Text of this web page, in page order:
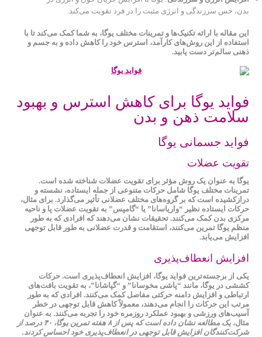
بدن، حس سرزندگی و انرژی مثبت را در فرد تقویت می‌کند.
این مقاله با ارائه تکنیک‌ها و تمرینات مختلف یوگا، به شما کمک می‌کند تا با
استفاده از این روش‌های کارآمد، استرس خود را کاهش داده و به جسم و
ذهنی سالم‌تر دست یابید.
فواید یوگا برای کاهش استرس و بهبود
سلامت ذهن و بدن
فواید جسمانی یوگا
تقویت عضلات
یوگا به عنوان یک روش مؤثر برایتقویت عضلات شناخته شده است.
تمرینات مختلف یوگا شامل حرکات متنوعی از جمله ایستاده، نشسته و
درازکشیده است که بر گروه‌های مختلف عضلانی تأثیر می‌گذارد. برای مثال،
حرکات ایستاده نظیر “واریاسانا” یا “گامپس” به تقویت عضلات پا و ناحیه
مرکزی بدن کمک می‌کنند. تحقیقات نشان می‌دهند که افرادی که به طور
منظم یوگا تمرین می‌کنند، استقامت و قدرت عضلانی به طور قابل توجهی
افزایش می‌یابد.
افزایش انعطاف‌پذیری
یکی از برجسته‌ترینفواید یوگا، افزایش انعطاف‌پذیری است. حرکات
کششی در یوگا، مانند “پاشی مخوسانا” و “گپاشانا”، به تقویت بافت‌های
ارتباطی و افزایش دامنه حرکتی مفاصل کمک می‌کنند. افرادی که به طور
مرتب این حرکات را انجام می‌دهند، معمولاً کاهش قابل توجهی در خطر
آسیب‌های ورزشی و بهبود عملکرد روزمره خود را تجربه می‌کنند. به عنوان
مثال،
یک مطالعه نشان داده است که پس از ۸ هفته تمرین یوگا، ۴۰ درصد از
شرکت‌کنندگان افزایش قابل توجهی در انعطاف‌پذیری خود احساس کردند.